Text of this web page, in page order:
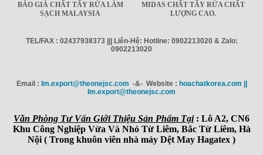
BÁO GIÁ CHẤT TẨY RỬA LÀM
SẠCH MALAYSIA
MIDAS CHẤT TẨY RỬA CHẤT
LƯỢNG CAO.
TEL/FAX : 02437938373 ||| Liên-Hệ: Hotline: 0902213020 & Zalo:
0902213020
Email : Im.export@theonejsc.com -&- Website : hoachatkorea.com ||
Im.export@theonejsc.com
Văn Phòng Tư Vấn Giới Thiệu Sản Phẩm Tại: Lô A2, CN6
Khu Công Nghiệp Vừa Và Nhỏ Từ Liêm, Bắc Từ Liêm, Hà
Nội ( Trong khuôn viên nhà máy Dệt May Hagatex )